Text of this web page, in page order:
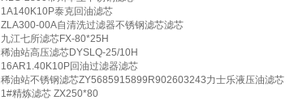
1A140K10P泰克回油滤芯
ZLA300-00A自清洗过滤器不锈钢滤芯滤芯
九江七所滤芯FX-80*25H
稀油站高压滤芯DYSLQ-25/10H
16AR1.40K10P回油过滤器滤芯
稀油站不锈钢滤芯ZY5685915899R902603243力士乐液压油滤芯
1#精炼滤芯 ZX250*80